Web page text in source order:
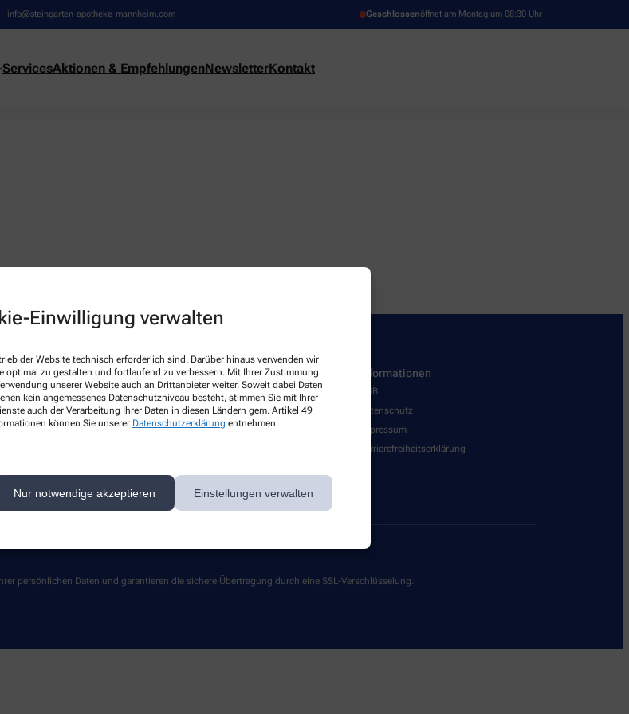
Einwilligung verwalten
der Website technisch erforderlich sind. Darüber hinaus verwenden wir
optimal zu gestalten und fortlaufend zu verbessern. Mit Ihrer Zustimmung
unserer Website auch an Drittanbieter weiter. Soweit dabei Daten
kein angemessenes Datenschutzniveau besteht, stimmen Sie mit Ihrer
auch der Verarbeitung Ihrer Daten in diesen Ländern gem. Artikel 49
können Sie unserer Datenschutzerklärung entnehmen.
Nur notwendige akzeptieren Einstellungen verwalten
info@steingarten-apotheke-mannheim.com Geschlossenöffnet am Montag um 08:30 Uhr
ServicesAktionen & EmpfehlungenNewsletterKontakt
Services Informationen
AGB
Datenschutz
Impressum
Barrierefreiheitserklärung
persönlichen Daten und garantieren die sichere Übertragung durch eine SSL-Verschlüsselung.